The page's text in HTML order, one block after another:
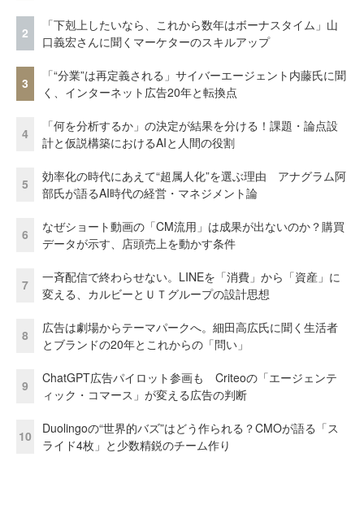
2
「下剋上したいなら、これから数年はボーナスタイム」山
口義宏さんに聞くマーケターのスキルアップ
3
「“分業”は再定義される」サイバーエージェント内藤氏に聞
く、インターネット広告20年と転換点
4
「何を分析するか」の決定が結果を分ける！課題・論点設
計と仮説構築におけるAIと人間の役割
5
効率化の時代にあえて“超属人化”を選ぶ理由 アナグラム阿
部氏が語るAI時代の経営・マネジメント論
6
なぜショート動画の「CM流用」は成果が出ないのか？購買
データが示す、店頭売上を動かす条件
7
一斉配信で終わらせない。LINEを「消費」から「資産」に
変える、カルビーとＵＴグループの設計思想
8
広告は劇場からテーマパークへ。細田高広氏に聞く生活者
とブランドの20年とこれからの「問い」
9
ChatGPT広告パイロット参画も Criteoの「エージェンテ
ィック・コマース」が変える広告の判断
10
Duolingoの“世界的バズ”はどう作られる？CMOが語る「ス
ライド4枚」と少数精鋭のチーム作り